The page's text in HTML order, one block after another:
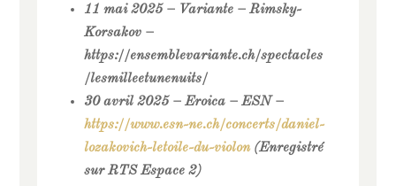
11 mai 2025 – Variante – Rimsky-
Korsakov –
https://ensemblevariante.ch/spectacles
/lesmilleetunenuits/
30 avril 2025 – Eroica – ESN –
https://www.esn-ne.ch/concerts/daniel-
lozakovich-letoile-du-violon(Enregistré
sur RTS Espace 2)